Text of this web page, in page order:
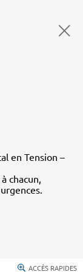
en Tension –
chacun,
ACCÈS RAPIDES